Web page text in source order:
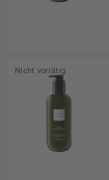
Nicht vorrätig